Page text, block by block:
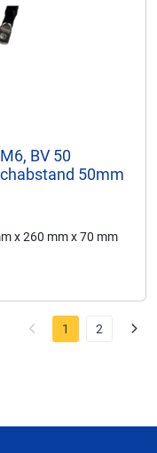
BV 50
50mm
x 260 mm x 70 mm
1 2